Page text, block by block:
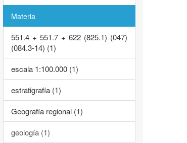
Materia
551.4 + 551.7 + 622 (825.1) (047)
(084.3-14) (1)
escala 1:100.000 (1)
estratigrafía (1)
Geografía regional (1)
geología (1)